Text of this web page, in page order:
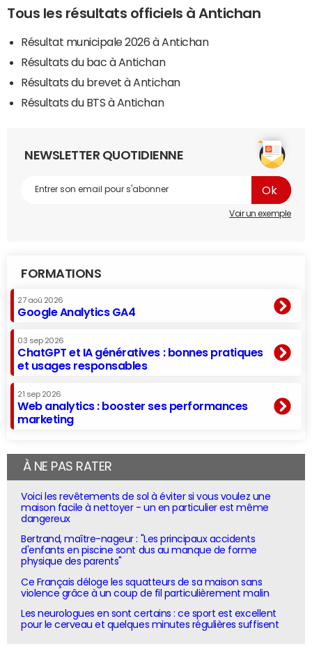
Tous les résultats officiels à Antichan
Résultat municipale 2026 à Antichan
Résultats du bac à Antichan
Résultats du brevet à Antichan
Résultats du BTS à Antichan
NEWSLETTER QUOTIDIENNE
Voir un exemple
FORMATIONS
27 aoû 2026
Google Analytics GA4
03 sep 2026
ChatGPT et IA génératives : bonnes pratiques
et usages responsables
21 sep 2026
Web analytics : booster ses performances
marketing
À NE PAS RATER
Voici les revêtements de sol à éviter si vous voulez une
maison facile à nettoyer - un en particulier est même
dangereux
Bertrand, maître-nageur : "Les principaux accidents
d'enfants en piscine sont dus au manque de forme
physique des parents"
Ce Français déloge les squatteurs de sa maison sans
violence grâce à un coup de fil particulièrement malin
Les neurologues en sont certains : ce sport est excellent
pour le cerveau et quelques minutes régulières suffisent